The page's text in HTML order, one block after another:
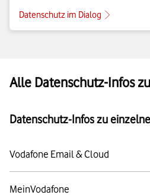
Datenschutz im Dialog
Alle Datenschutz-Infos
Datenschutz-Infos zu
Vodafone Email & Cloud
MeinVodafone